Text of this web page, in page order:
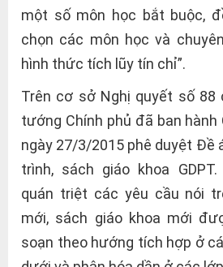
một số môn học bắt buộc,
chọn các môn học và
hình thức tích lũy tín chỉ”.
Trên cơ sở Nghị quyết số 88
tướng Chính phủ đã ban
ngày 27/3/2015 phê duyệt Đề
trình, sách giáo khoa
quán triệt các yêu cầu nói
mới, sách giáo khoa mới
soạn theo hướng tích hợp ở